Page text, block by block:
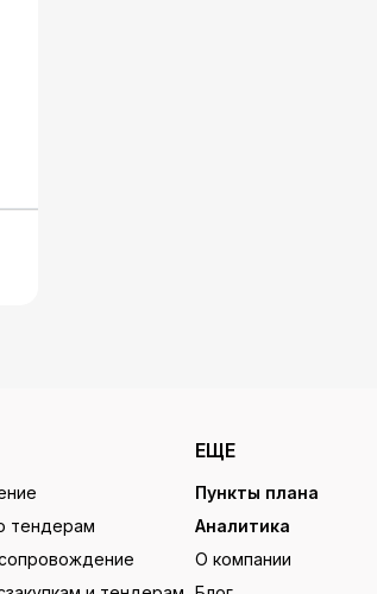
тендерам
ЕЩЕ
Пункты плана
Аналитика
О компании